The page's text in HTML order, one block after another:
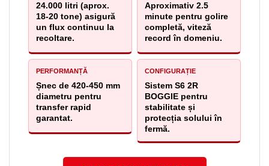
24.000 litri (aprox.
18-20 tone) asigură
un flux continuu la
recoltare.
Aproximativ 2.5
minute pentru golire
completă, viteză
record în domeniu.
PERFORMANȚĂ
Șnec de 420-450 mm
diametru pentru
transfer rapid
garantat.
CONFIGURAȚIE
Sistem S6 2R
BOGGIE pentru
stabilitate și
protecția solului în
fermă.